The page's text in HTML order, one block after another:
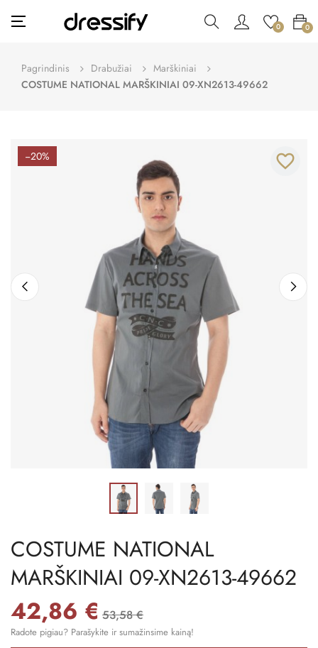
Toggle
navigation
☰ 0 0
Pagrindinis Drabužiai
Marškiniai
COSTUME NATIONAL MARŠKINIAI 09-XN2613-49662
−20% favorite_border
COSTUME NATIONAL
MARŠKINIAI 09-XN2613-49662
42,86 € 53,58 €
Radote pigiau? Parašykite ir sumažinsime kainą!